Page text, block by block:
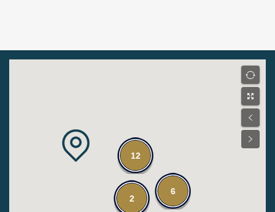
12
6
2